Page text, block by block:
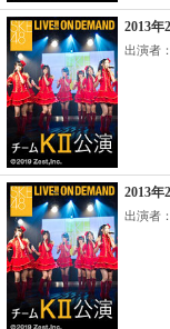
2013
出演者
2013
出演者